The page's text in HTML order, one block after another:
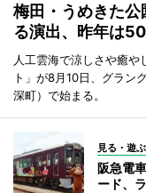
梅田・うめきた
る演出、昨年は
人工雲海で涼しさや癒
ト」が8月10日、グラン
深町）で始まる。
見る・遊ぶ
阪急電
ード、